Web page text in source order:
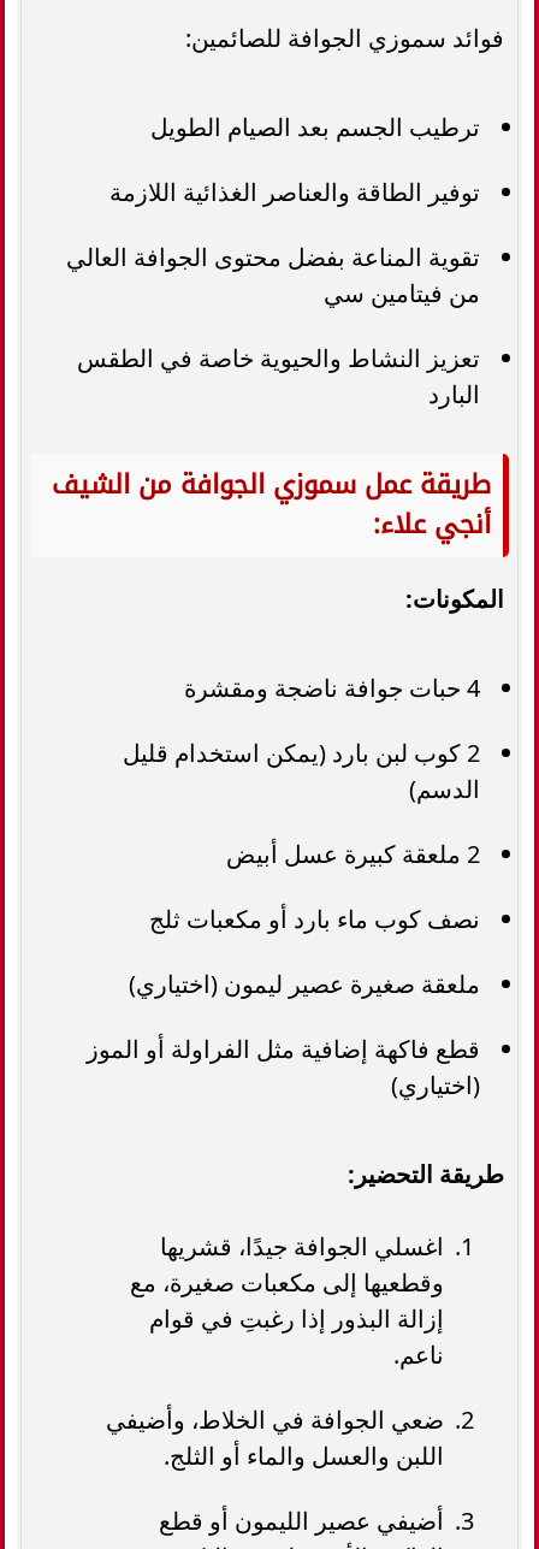
فوائد سموزي الجوافة للصائمين:
ترطيب الجسم بعد الصيام الطويل
توفير الطاقة والعناصر الغذائية اللازمة
تقوية المناعة بفضل محتوى الجوافة العالي
من فيتامين سي
تعزيز النشاط والحيوية خاصة في الطقس
البارد
طريقة عمل سموزي الجوافة من الشيف
أنجي علاء:
المكونات:
4 حبات جوافة ناضجة ومقشرة
2 كوب لبن بارد (يمكن استخدام قليل
الدسم)
2 ملعقة كبيرة عسل أبيض
نصف كوب ماء بارد أو مكعبات ثلج
ملعقة صغيرة عصير ليمون (اختياري)
قطع فاكهة إضافية مثل الفراولة أو الموز
(اختياري)
طريقة التحضير:
اغسلي الجوافة جيدًا، قشريها
وقطعيها إلى مكعبات صغيرة، مع
إزالة البذور إذا رغبتِ في قوام
ناعم.
ضعي الجوافة في الخلاط، وأضيفي
اللبن والعسل والماء أو الثلج.
أضيفي عصير الليمون أو قطع